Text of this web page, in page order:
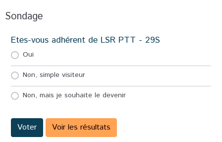
Sondage
Etes-vous adhérent de LSR PTT - 29S
Oui
Non, simple visiteur
Non, mais je souhaite le devenir
Voter Voir les résultats